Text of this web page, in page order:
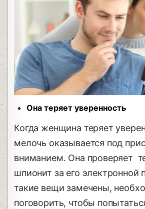
Она теряет уверенность
Когда женщина теряет
мелочь оказывается под
вниманием. Она проверяет
шпионит за его электронной
такие вещи замечены,
поговорить, чтобы